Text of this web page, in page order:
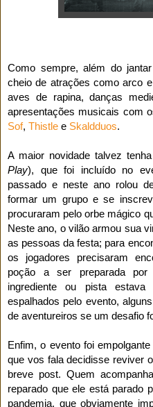
Como sempre, além do
cheio de atrações como arco
aves de rapina, danças
apresentações musicais com
Sof, Thistle e Skaldduos.
A maior novidade talvez
Play), que foi incluído no
passado e neste ano rolou
formar um grupo e se
procuraram pelo orbe mágico
Neste ano, o vilão armou sua
as pessoas da festa; para
os jogadores precisaram
poção a ser preparada
ingrediente ou pista
espalhados pelo evento,
de aventureiros se um desafio
Enfim, o evento foi
que vos fala decidisse reviver
breve post. Quem
reparado que ele está parado
pandemia, que obviamente